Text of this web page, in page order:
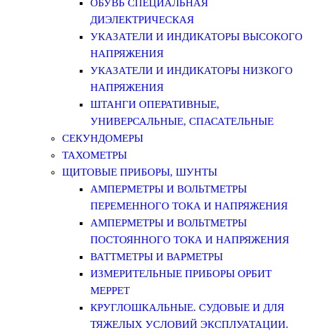
ОБУВЬ СПЕЦИАЛЬНАЯ
ДИЭЛЕКТРИЧЕСКАЯ
УКАЗАТЕЛИ И ИНДИКАТОРЫ ВЫСОКОГО
НАПРЯЖЕНИЯ
УКАЗАТЕЛИ И ИНДИКАТОРЫ НИЗКОГО
НАПРЯЖЕНИЯ
ШТАНГИ ОПЕРАТИВНЫЕ,
УНИВЕРСАЛЬНЫЕ, СПАСАТЕЛЬНЫЕ
СЕКУНДОМЕРЫ
ТАХОМЕТРЫ
ЩИТОВЫЕ ПРИБОРЫ, ШУНТЫ
АМПЕРМЕТРЫ И ВОЛЬТМЕТРЫ
ПЕРЕМЕННОГО ТОКА И НАПРЯЖЕНИЯ
АМПЕРМЕТРЫ И ВОЛЬТМЕТРЫ
ПОСТОЯННОГО ТОКА И НАПРЯЖЕНИЯ
ВАТТМЕТРЫ И ВАРМЕТРЫ
ИЗМЕРИТЕЛЬНЫЕ ПРИБОРЫ ОРБИТ
МЕРРЕТ
КРУГЛОШКАЛЬНЫЕ. СУДОВЫЕ И ДЛЯ
ТЯЖЕЛЫХ УСЛОВИЙ ЭКСПЛУАТАЦИИ.